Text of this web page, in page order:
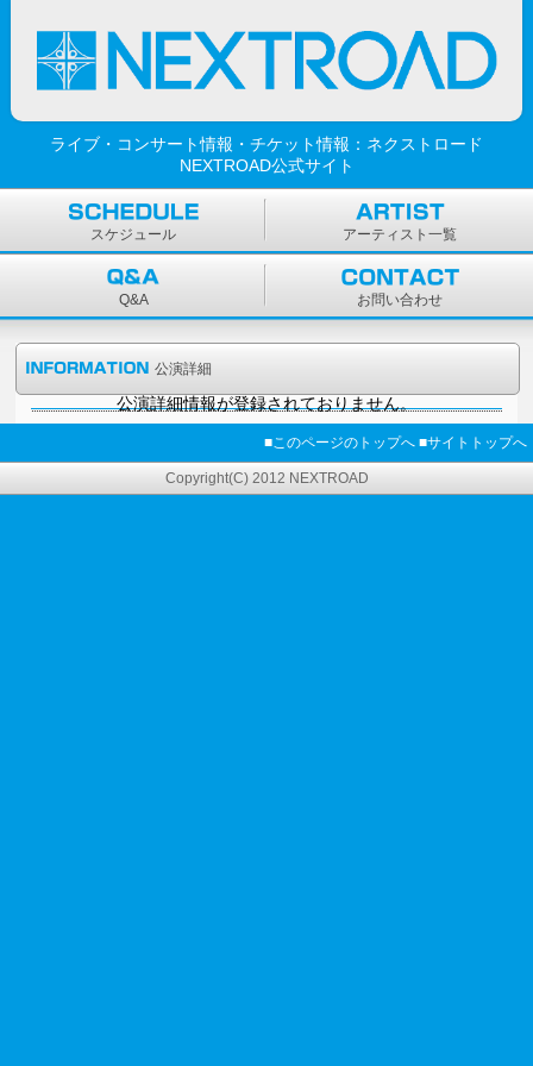
ライブ・コンサート情報・チケット情報：ネクストロード
NEXTROAD公式サイト
スケジュール アーティスト一覧
Q&A お問い合わせ
公演詳細
公演詳細情報が登録されておりません。
■このページのトップへ ■サイトトップへ
Copyright(C) 2012 NEXTROAD